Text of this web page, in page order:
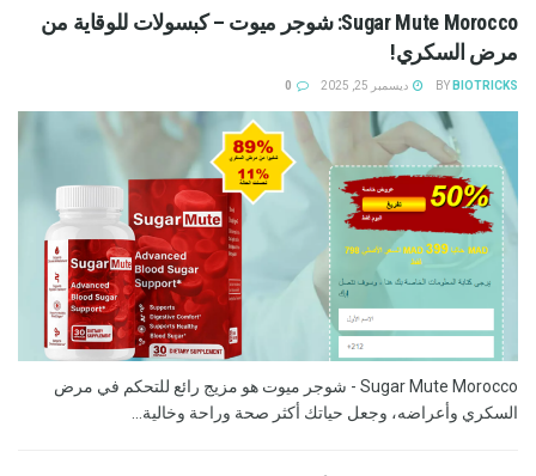
Sugar Mute Morocco: شوجر ميوت – كبسولات للوقاية من
مرض السكري!
BY BIOTRICKS ديسمبر 25, 2025
Sugar Mute Morocco - شوجر ميوت هو مزيج رائع للتحكم في مرض
السكري وأعراضه، وجعل حياتك أكثر صحة وراحة وخالية...